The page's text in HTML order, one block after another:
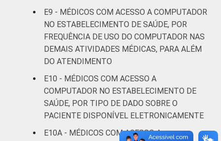
anos ou
mais
93 7
LOCALIZAÇÃO Capital 93 6
Interior
Fonte: CGI.br/NIC.br, Centro Regional de
Estudos para o Desenvolvimento da
Pesquisa sobre o uso das tecnologias de
E9 - MÉDICOS COM ACESSO A COMPUTADOR
NO ESTABELECIMENTO DE SAÚDE, POR
FREQUÊNCIA DE USO DO COMPUTADOR NAS
DEMAIS ATIVIDADES MÉDICAS, PARA ALÉM
DO ATENDIMENTO
E10 - MÉDICOS COM ACESSO A
COMPUTADOR NO ESTABELECIMENTO DE
SAÚDE, POR TIPO DE DADO SOBRE O
PACIENTE DISPONÍVEL ELETRONICAMENTE
E10A - MÉDICOS COM ACESSO A